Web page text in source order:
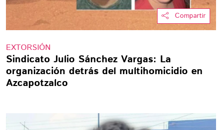
Compartir
EXTORSIÓN
Sindicato Julio Sánchez Vargas: La
organización detrás del multihomicidio en
Azcapotzalco